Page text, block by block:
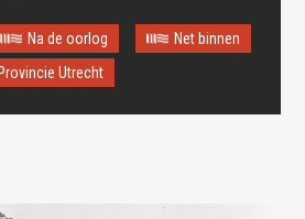
Google Maps correctly. See the
for technical details.
Na de oorlog
Net binnen
Provincie Utrecht